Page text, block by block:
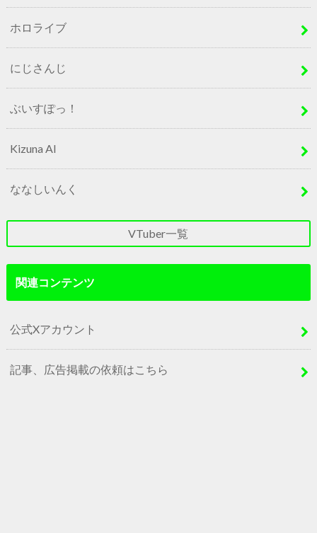
ホロライブ
にじさんじ
ぶいすぽっ！
Kizuna AI
ななしいんく
VTuber一覧
関連コンテンツ
公式Xアカウント
記事、広告掲載の依頼はこちら